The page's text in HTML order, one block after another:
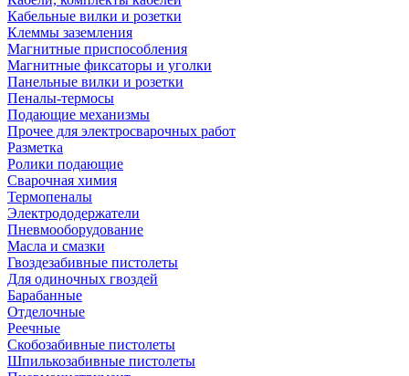
Кабельные вилки и розетки
Клеммы заземления
Магнитные приспособления
Магнитные фиксаторы и уголки
Панельные вилки и розетки
Пеналы-термосы
Подающие механизмы
Прочее для электросварочных работ
Разметка
Ролики подающие
Сварочная химия
Термопеналы
Электрододержатели
Пневмооборудование
Масла и смазки
Гвоздезабивные пистолеты
Для одиночных гвоздей
Барабанные
Отделочные
Реечные
Скобозабивные пистолеты
Шпилькозабивные пистолеты